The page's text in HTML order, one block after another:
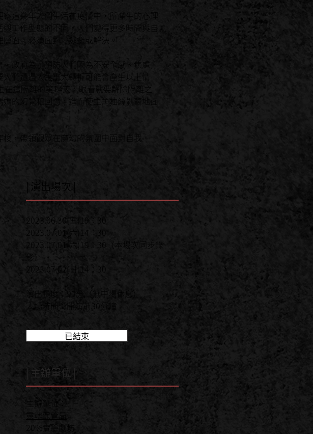
這幾年人們生活在疫情中，所產生的心理
工作型態的不同，人們變得更多時間與自
面，必須面對、逃避或解決。
政府為了預防人們因為不安全感、焦慮、
們遭遇人生重大轉折可能會產生以上情
在這隔離的第14天，眼看就要解除隔離之
的幻覺和回憶，進而使主角抽絲剝繭地面
，帶領觀眾在魔幻的氛圍中面對自我。
| 演出場次 |
2023.06.30(五)19：30
2023.07.01(六)14：30
2023.07.01(六)19：30（本場次同步錄
2023.07.02(日)14：30
演出長度：90分（無中場休息）
入場時間：開演前30分鐘
已結束
| 主辦單位 |
主辦單位：
靈魂保管局
20%實驗劇坊